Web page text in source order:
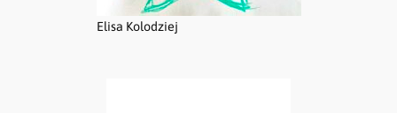
Elisa Kolodziej